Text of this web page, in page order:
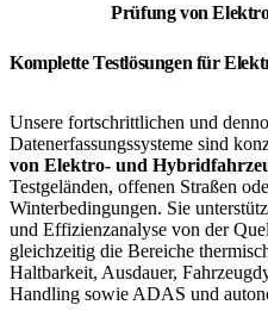
Prüfung von
Komplette Testlösungen für
Unsere fortschrittlichen und
Datenerfassungssysteme sind
von Elektro- und
Testgeländen, offenen Straßen
Winterbedingungen. Sie
und Effizienzanalyse von der
gleichzeitig die Bereiche
Haltbarkeit, Ausdauer,
Handling sowie ADAS und